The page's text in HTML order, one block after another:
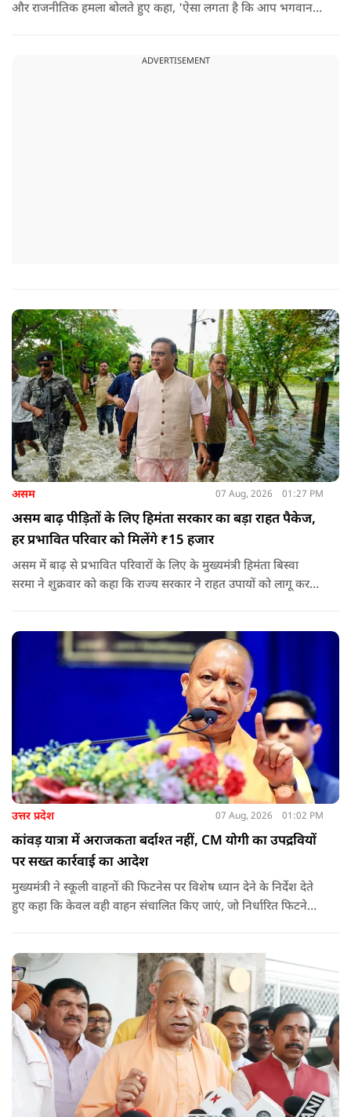
और राजनीतिक हमला बोलते हुए कहा, 'ऐसा लगता है कि आप भगवान
ADVERTISEMENT
असम 07 Aug, 2026 01:27 PM
असम बाढ़ पीड़ितों के लिए हिमंता सरकार का बड़ा राहत पैकेज,
हर प्रभावित परिवार को मिलेंगे ₹15 हजार
असम में बाढ़ से प्रभावित परिवारों के लिए के मुख्यमंत्री हिमंता बिस्वा
सरमा ने शुक्रवार को कहा कि राज्य सरकार ने राहत उपायों को लागू करना
उत्तर प्रदेश 07 Aug, 2026 01:02 PM
कांवड़ यात्रा में अराजकता बर्दाश्त नहीं, CM योगी का उपद्रवियों
पर सख्त कार्रवाई का आदेश
मुख्यमंत्री ने स्कूली वाहनों की फिटनेस पर विशेष ध्यान देने के निर्देश देते
हुए कहा कि केवल वही वाहन संचालित किए जाएं, जो निर्धारित फिटनेस
ताकि विद्यार्थियों और आम नागरिकों की सुरक्षा सुनिश्चित की जा सके.